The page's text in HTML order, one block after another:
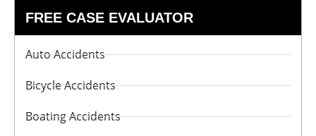
FREE CASE EVALUATOR
Auto Accidents
Bicycle Accidents
Boating Accidents